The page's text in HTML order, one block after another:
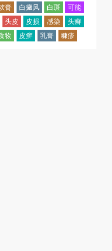
膏 白癜风 白斑
可能
头皮 皮损 感染
头癣
物 皮癣 乳膏 糠疹